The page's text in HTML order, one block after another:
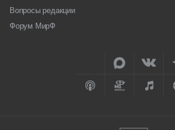
Вопросы редакции
Форум МирФ